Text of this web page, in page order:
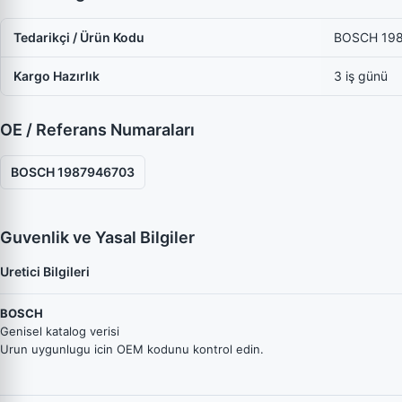
Tedarikçi / Ürün Kodu BOSCH
Kargo Hazırlık 3 iş günü
OE / Referans Numaraları
BOSCH 1987946703
Guvenlik ve Yasal Bilgiler
Uretici Bilgileri
BOSCH
Genisel katalog verisi
Urun uygunlugu icin OEM kodunu kontrol edin.